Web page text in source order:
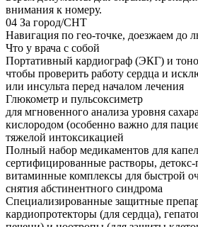
внимания к номеру.
04 За город/СНТ
Навигация по гео-точке, доезжаем до
Что у врача с собой
Портативный кардиограф (ЭКГ) и
чтобы проверить работу сердца и
или инсульта перед началом лечения
Глюкометр и пульсоксиметр
для мгновенного анализа уровня
кислородом (особенно важно для
тяжелой интоксикацией
Полный набор медикаментов для
сертифицированные растворы,
витаминные комплексы для быстрой
снятия абстинентного синдрома
Специализированные защитные
кардиопротекторы (для сердца),